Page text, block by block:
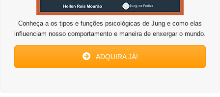
Conheça a os tipos e funções psicológicas de Jung e como elas
influenciam nosso comportamento e maneira de enxergar o mundo.
ADQUIRA JÁ!